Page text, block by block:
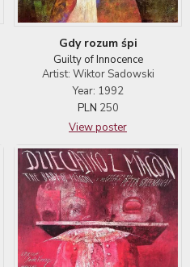
Gdy rozum śpi
Guilty of Innocence
Artist: Wiktor Sadowski
Year: 1992
PLN 250
View poster